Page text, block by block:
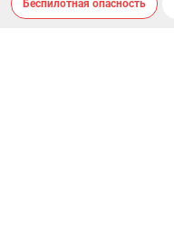
Беспилотная опасность